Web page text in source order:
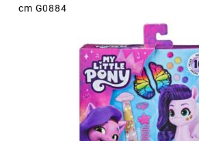
cm G0884